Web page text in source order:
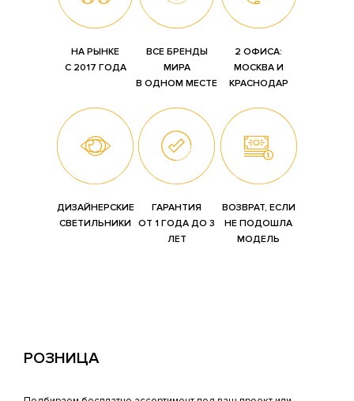
НА РЫНКЕ
С 2017 ГОДА
ВСЕ БРЕНДЫ
МИРА
В ОДНОМ МЕСТЕ
2 ОФИСА:
МОСКВА И
КРАСНОДАР
ДИЗАЙНЕРСКИЕ
СВЕТИЛЬНИКИ
ГАРАНТИЯ
ОТ 1 ГОДА ДО 3
ЛЕТ
ВОЗВРАТ, ЕСЛИ
НЕ ПОДОШЛА
МОДЕЛЬ
РОЗНИЦА